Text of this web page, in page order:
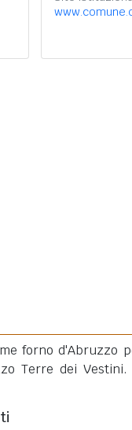
forno d'Abruzzo
Terre dei